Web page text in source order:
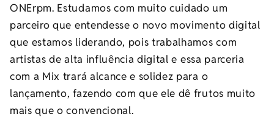
ONErpm. Estudamos com muito cuidado um
parceiro que entendesse o novo movimento digital
que estamos liderando, pois trabalhamos com
artistas de alta influência digital e essa parceria
com a Mix trará alcance e solidez para o
lançamento, fazendo com que ele dê frutos muito
mais que o convencional.